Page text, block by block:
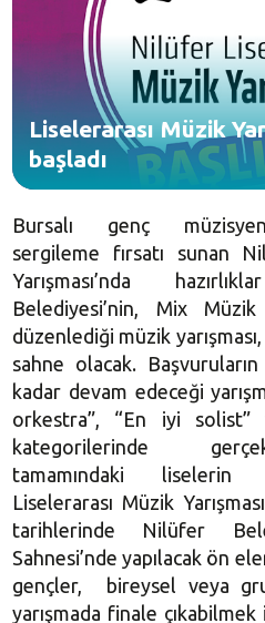
Liselerarası Müzik
başladı
Bursalı genç
sergileme fırsatı sunan
Yarışması’nda
Belediyesi’nin, Mix
düzenlediği müzik
sahne olacak.
kadar devam edeceği
orkestra”, “En iyi
kategorilerinde
tamamındaki liselerin
Liselerarası Müzik
tarihlerinde Nilüfer
Sahnesi’nde yapılacak ön
gençler, bireysel veya
yarışmada finale